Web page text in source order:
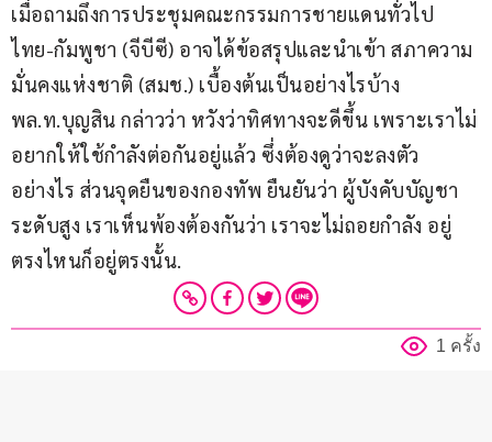
เมื่อถามถึงการประชุมคณะกรรมการชายแดนทั่วไป
ไทย-กัมพูชา (จีบีซี) อาจได้ข้อสรุปและนำเข้า สภาความ
มั่นคงแห่งชาติ (สมช.) เบื้องต้นเป็นอย่างไรบ้าง
พล.ท.บุญสิน กล่าวว่า หวังว่าทิศทางจะดีขึ้น เพราะเราไม่
อยากให้ใช้กำลังต่อกันอยู่แล้ว ซึ่งต้องดูว่าจะลงตัว
อย่างไร ส่วนจุดยืนของกองทัพ ยืนยันว่า ผู้บังคับบัญชา
ระดับสูง เราเห็นพ้องต้องกันว่า เราจะไม่ถอยกำลัง อยู่
ตรงไหนก็อยู่ตรงนั้น.
1 ครั้ง